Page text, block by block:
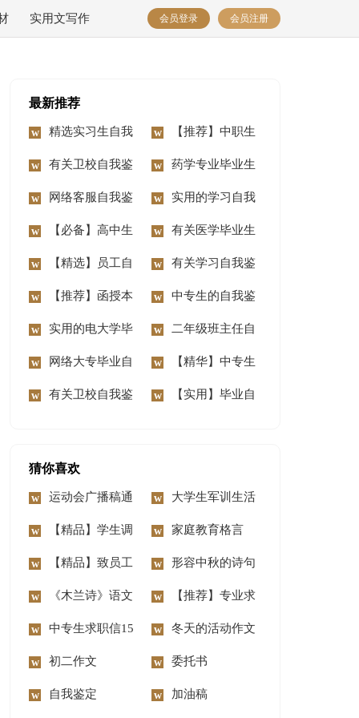
实用文写作 会员登录 会员注册
最新推荐
精选实习生自我
鉴定三篇
【推荐】中职生
自我鉴定三篇
有关卫校自我鉴
定范文汇编九篇
药学专业毕业生
自我鉴定模板锦集七
篇
网络客服自我鉴
定
实用的学习自我
鉴定3篇
【必备】高中生
自我鉴定3篇
有关医学毕业生
自我鉴定锦集五篇
【精选】员工自
我鉴定汇总九篇
有关学习自我鉴
定四篇
【推荐】函授本
科毕业自我鉴定4篇
中专生的自我鉴
定合集十篇
实用的电大学毕
业生自我鉴定3篇
二年级班主任自
我鉴定
网络大专毕业自
我鉴定集合8篇
【精华】中专生
自我鉴定合集8篇
有关卫校自我鉴 【实用】毕业自
猜你喜欢
运动会广播稿通
用15篇
大学生军训生活
心得体会
【精品】学生调
查报告集合六篇
家庭教育格言
【精品】致员工
家属的慰问信3篇
形容中秋的诗句
《木兰诗》语文
教案
【推荐】专业求
职信模板合集六篇
中专生求职信15
篇
冬天的活动作文
初二作文 委托书
自我鉴定 加油稿